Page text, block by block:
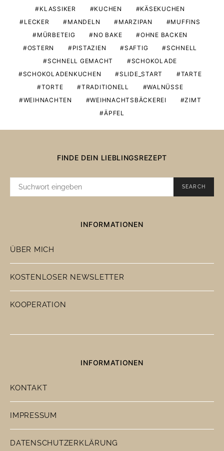
KLASSIKER
KUCHEN
KÄSEKUCHEN
LECKER
MANDELN MARZIPAN
MUFFINS
MÜRBETEIG
NO BAKE
OHNE BACKEN
OSTERN
PISTAZIEN SAFTIG
SCHNELL
SCHNELL GEMACHT
SCHOKOLADE
SCHOKOLADENKUCHEN
SLIDE_START
TARTE
TORTE
TRADITIONELL
WALNÜSSE
WEIHNACHTEN
WEIHNACHTSBÄCKEREI
ZIMT
ÄPFEL
FINDE DEIN LIEBLINGSREZEPT
SUCHE
SEARCH
INFORMATIONEN
ÜBER MICH
KOSTENLOSER NEWSLETTER
KOOPERATION
INFORMATIONEN
KONTAKT
IMPRESSUM
DATENSCHUTZERKLÄRUNG